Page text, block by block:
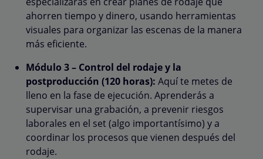
ahorren tiempo y dinero, usando herramientas
visuales para organizar las escenas de la manera
más eficiente.
Módulo 3 – Control del rodaje y la
postproducción (120 horas): Aquí te metes de
lleno en la fase de ejecución. Aprenderás a
supervisar una grabación, a prevenir riesgos
laborales en el set (algo importantísimo) y a
coordinar los procesos que vienen después del
rodaje.